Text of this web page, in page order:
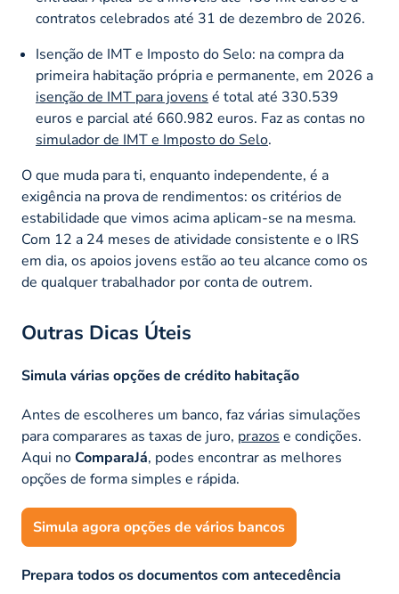
contratos celebrados até 31 de dezembro de 2026.
Isenção de IMT e Imposto do Selo: na compra da
primeira habitação própria e permanente, em 2026 a
isenção de IMT para jovens é total até 330.539
euros e parcial até 660.982 euros. Faz as contas no
simulador de IMT e Imposto do Selo.
O que muda para ti, enquanto independente, é a
exigência na prova de rendimentos: os critérios de
estabilidade que vimos acima aplicam-se na mesma.
Com 12 a 24 meses de atividade consistente e o IRS
em dia, os apoios jovens estão ao teu alcance como os
de qualquer trabalhador por conta de outrem.
Outras Dicas Úteis
Simula várias opções de crédito habitação
Antes de escolheres um banco, faz várias simulações
para comparares as taxas de juro, prazos e condições.
Aqui noComparaJá, podes encontrar as melhores
opções de forma simples e rápida.
Simula agora opções de vários bancos
Prepara todos os documentos com antecedência